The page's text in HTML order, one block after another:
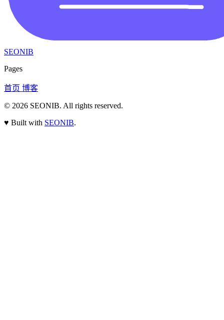
SEONIB
Pages
首页 博客
© 2026 SEONIB. All rights reserved.
♥ Built with SEONIB.